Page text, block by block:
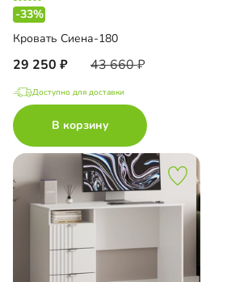
-33%
Кровать Сиена-180
29 250 43 660
Доступно для доставки
В корзину